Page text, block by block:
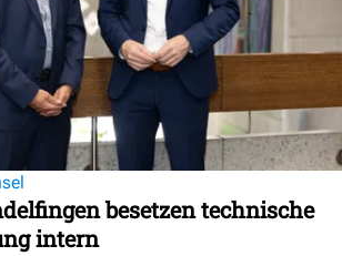
besetzen technische
intern